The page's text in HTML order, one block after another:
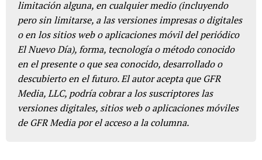
limitación alguna, en cualquier medio (incluyendo
pero sin limitarse, a las versiones impresas o digitales
o en los sitios web o aplicaciones móvil del periódico
El Nuevo Día), forma, tecnología o método conocido
en el presente o que sea conocido, desarrollado o
descubierto en el futuro. El autor acepta que GFR
Media, LLC, podría cobrar a los suscriptores las
versiones digitales, sitios web o aplicaciones móviles
de GFR Media por el acceso a la columna.